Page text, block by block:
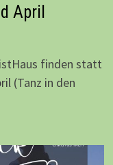
April
finden statt
(Tanz in den